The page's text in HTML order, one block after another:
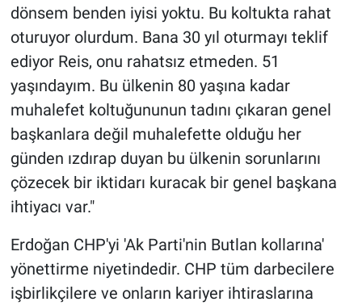
dönsem benden iyisi yoktu. Bu koltukta rahat
oturuyor olurdum. Bana 30 yıl oturmayı teklif
ediyor Reis, onu rahatsız etmeden. 51
yaşındayım. Bu ülkenin 80 yaşına kadar
muhalefet koltuğununun tadını çıkaran genel
başkanlara değil muhalefette olduğu her
günden ızdırap duyan bu ülkenin sorunlarını
çözecek bir iktidarı kuracak bir genel başkana
ihtiyacı var."
Erdoğan CHP'yi 'Ak Parti'nin Butlan kollarına'
yönettirme niyetindedir. CHP tüm darbecilere
işbirlikçilere ve onların kariyer ihtiraslarına